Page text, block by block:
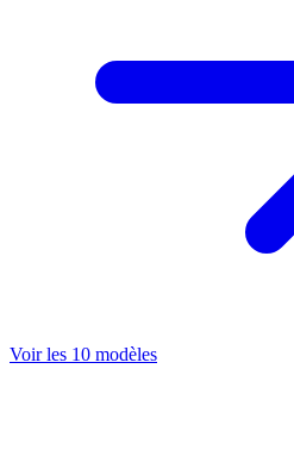
Voir les 10 modèles